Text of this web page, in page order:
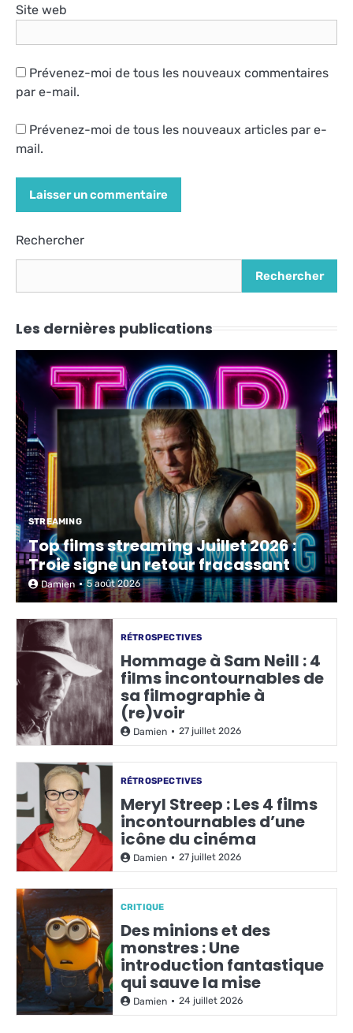
Site web
Prévenez-moi de tous les nouveaux commentaires
par e-mail.
Prévenez-moi de tous les nouveaux articles par e-
mail.
Alternative:
Rechercher
Rechercher
Les dernières publications
STREAMING
Top films streaming Juillet 2026 :
Troie signe un retour fracassant
Damien 5 août 2026
RÉTROSPECTIVES
Hommage à Sam Neill : 4
films incontournables de
sa filmographie à
(re)voir
Damien 27 juillet 2026
RÉTROSPECTIVES
Meryl Streep : Les 4 films
incontournables d’une
icône du cinéma
Damien 27 juillet 2026
CRITIQUE
Des minions et des
monstres : Une
introduction fantastique
qui sauve la mise
Damien 24 juillet 2026